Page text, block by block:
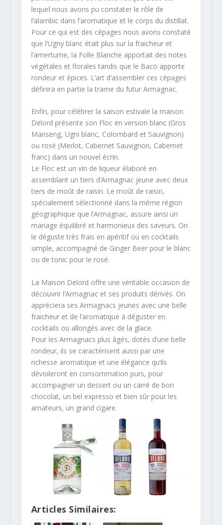
lequel nous avons pu constater le rôle de
l’alambic dans l’aromatique et le corps du distillat.
Pour ce qui est des cépages nous avons constaté
que l’Ugny blanc était plus sur la fraicheur et
l’amertume, la Folle Blanche apportait des notes
végétales et florales tandis que le Baco apporte
rondeur et épices. L’art d’assembler ces cépages
définira en partie la trame du futur Armagnac.
Enfin, pour célébrer la saison estivale la maison
Delord présente son Floc en version blanc (Gros
Manseng, Ugni blanc, Colombard et Sauvignon)
ou rosé (Merlot, Cabernet Sauvignon, Cabernet
franc) dans un nouvel écrin.
Le Floc est un vin de liqueur élaboré en
assemblant un tiers d’Armagnac jeune avec deux
tiers de moût de raisin. Le moût de raisin,
spécialement sélectionné dans la même région
géographique que l’Armagnac, assure ainsi un
mariage équilibré et harmonieux des saveurs. On
le déguste très frais en apéritif ou en cocktails
simple, accompagné de Ginger Beer pour le blanc
ou de tonic pour le rosé.
La Maison Delord offre une véritable occasion de
découvrir l’Armagnac et ses produits dérivés. On
appréciera ses Armagnacs jeunes avec une belle
fraicheur et de l’aromatique à déguster en
cocktails ou allongés avec de la glace.
Pour les Armagnacs plus âgés, dotés d’une belle
rondeur, ils se caractérisent aussi par une
richesse aromatique et une élégance qu’ils
dévoileront en consommation purs, pour
accompagner un dessert ou un carré de bon
chocolat, un bel expresso et bien sûr pour les
amateurs, un grand cigare.
Articles Similaires: